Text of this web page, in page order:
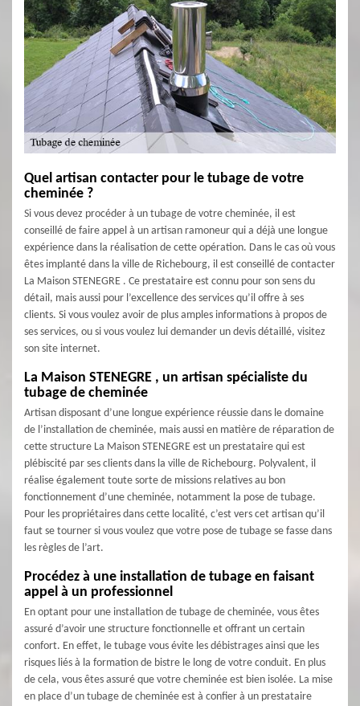
Quel artisan contacter pour le tubage de votre
cheminée ?
Si vous devez procéder à un tubage de votre cheminée, il est
conseillé de faire appel à un artisan ramoneur qui a déjà une longue
expérience dans la réalisation de cette opération. Dans le cas où vous
êtes implanté dans la ville de Richebourg, il est conseillé de contacter
La Maison STENEGRE . Ce prestataire est connu pour son sens du
détail, mais aussi pour l’excellence des services qu’il offre à ses
clients. Si vous voulez avoir de plus amples informations à propos de
ses services, ou si vous voulez lui demander un devis détaillé, visitez
son site internet.
La Maison STENEGRE , un artisan spécialiste du
tubage de cheminée
Artisan disposant d’une longue expérience réussie dans le domaine
de l’installation de cheminée, mais aussi en matière de réparation de
cette structure La Maison STENEGRE est un prestataire qui est
plébiscité par ses clients dans la ville de Richebourg. Polyvalent, il
réalise également toute sorte de missions relatives au bon
fonctionnement d’une cheminée, notamment la pose de tubage.
Pour les propriétaires dans cette localité, c’est vers cet artisan qu’il
faut se tourner si vous voulez que votre pose de tubage se fasse dans
les règles de l’art.
Procédez à une installation de tubage en faisant
appel à un professionnel
En optant pour une installation de tubage de cheminée, vous êtes
assuré d’avoir une structure fonctionnelle et offrant un certain
confort. En effet, le tubage vous évite les débistrages ainsi que les
risques liés à la formation de bistre le long de votre conduit. En plus
de cela, vous êtes assuré que votre cheminée est bien isolée. La mise
en place d’un tubage de cheminée est à confier à un prestataire